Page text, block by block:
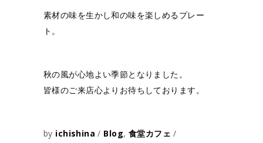
素材の味を生かし和の味を楽しめるプレー
ト。
秋の風が心地よい季節となりました。
皆様のご来店心よりお待ちしております。
by ichishina Blog, 食堂カフェ